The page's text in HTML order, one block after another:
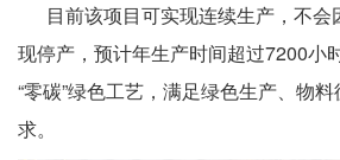
目前该项目可实现连续生产，不会
现停产，预计年生产时间超过7200小
“零碳”绿色工艺，满足绿色生产、物
求。